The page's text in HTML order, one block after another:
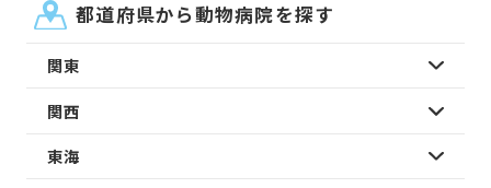
都道府県から動物病院を探す
関東
関西
東海